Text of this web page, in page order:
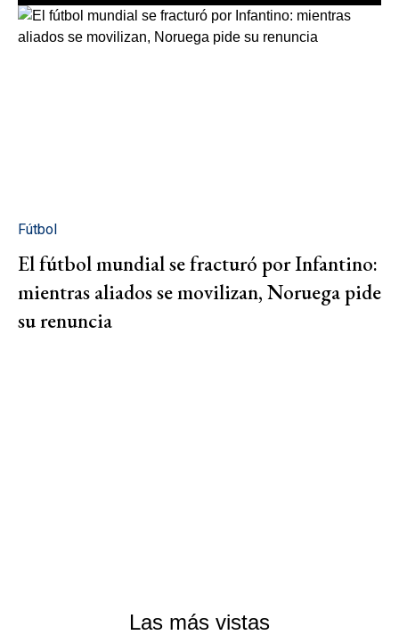
Fútbol
El fútbol mundial se fracturó por Infantino:
mientras aliados se movilizan, Noruega pide
su renuncia
Las más vistas